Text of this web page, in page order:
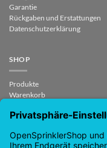
Garantie
Rückgaben und Erstattungen
Datenschutzerklärung
SHOP
Produkte
Warenkorb
Mein Konto